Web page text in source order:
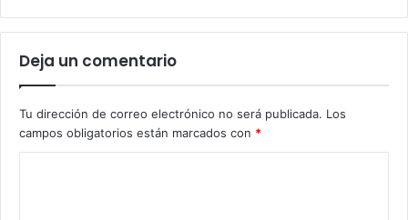
Deja un comentario
Tu dirección de correo electrónico no será publicada. Los
campos obligatorios están marcados con *